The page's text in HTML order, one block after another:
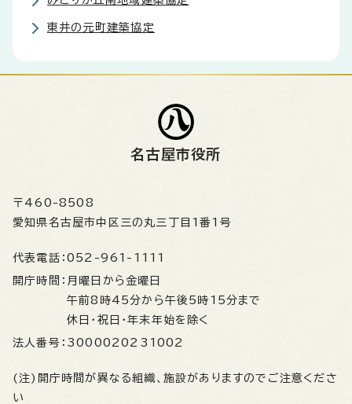
東井の元町建築協定
名古屋市役所
〒460-8508
愛知県名古屋市中区三の丸三丁目1番1号
代表電話： 052-961-1111
開庁時間： 月曜日から金曜日
午前8時45分から午後5時15分まで
休日・祝日・年末年始を除く
法人番号： 3000020231002
(注)開庁時間が異なる組織、施設がありますのでご注意くださ
い